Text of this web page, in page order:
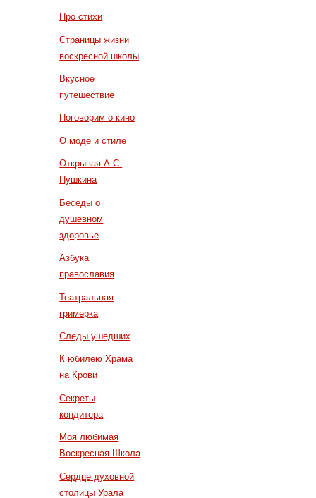
Про стихи
Страницы жизни
воскресной школы
Вкусное
путешествие
Поговорим о кино
О моде и стиле
Открывая А.С.
Пушкина
Беседы о
душевном
здоровье
Азбука
православия
Театральная
гримерка
Следы ушедших
К юбилею Храма
на Крови
Секреты
кондитера
Моя любимая
Воскресная Школа
Сердце духовной
столицы Урала